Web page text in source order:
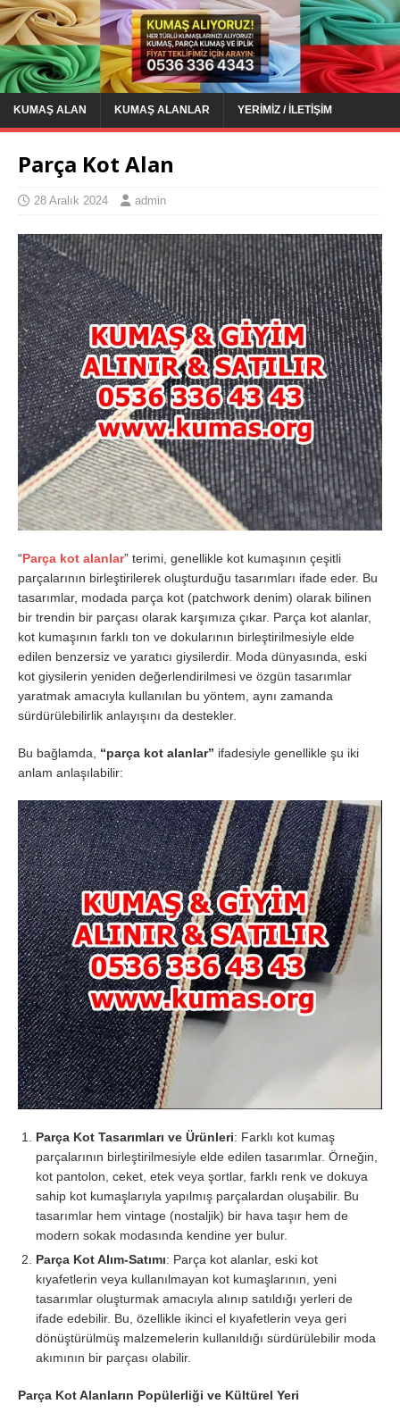
KUMAŞ ALAN KUMAŞ ALANLAR YERIMIZ / İLETIŞIM
Parça Kot Alan
28 Aralık 2024 admin
“Parça kot alanlar” terimi, genellikle kot kumaşının çeşitli
parçalarının birleştirilerek oluşturduğu tasarımları ifade eder. Bu
tasarımlar, modada parça kot (patchwork denim) olarak bilinen
bir trendin bir parçası olarak karşımıza çıkar. Parça kot alanlar,
kot kumaşının farklı ton ve dokularının birleştirilmesiyle elde
edilen benzersiz ve yaratıcı giysilerdir. Moda dünyasında, eski
kot giysilerin yeniden değerlendirilmesi ve özgün tasarımlar
yaratmak amacıyla kullanılan bu yöntem, aynı zamanda
sürdürülebilirlik anlayışını da destekler.
Bu bağlamda, “parça kot alanlar” ifadesiyle genellikle şu iki
anlam anlaşılabilir:
Parça Kot Tasarımları ve Ürünleri: Farklı kot kumaş
parçalarının birleştirilmesiyle elde edilen tasarımlar. Örneğin,
kot pantolon, ceket, etek veya şortlar, farklı renk ve dokuya
sahip kot kumaşlarıyla yapılmış parçalardan oluşabilir. Bu
tasarımlar hem vintage (nostaljik) bir hava taşır hem de
modern sokak modasında kendine yer bulur.
Parça Kot Alım-Satımı: Parça kot alanlar, eski kot
kıyafetlerin veya kullanılmayan kot kumaşlarının, yeni
tasarımlar oluşturmak amacıyla alınıp satıldığı yerleri de
ifade edebilir. Bu, özellikle ikinci el kıyafetlerin veya geri
dönüştürülmüş malzemelerin kullanıldığı sürdürülebilir moda
akımının bir parçası olabilir.
Parça Kot Alanların Popülerliği ve Kültürel Yeri